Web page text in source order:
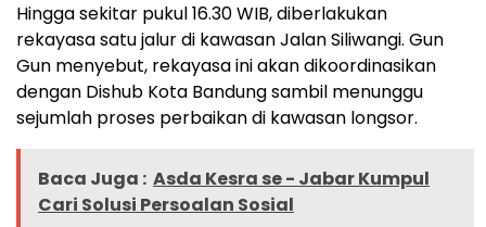
Hingga sekitar pukul 16.30 WIB, diberlakukan
rekayasa satu jalur di kawasan Jalan Siliwangi. Gun
Gun menyebut, rekayasa ini akan dikoordinasikan
dengan Dishub Kota Bandung sambil menunggu
sejumlah proses perbaikan di kawasan longsor.
Baca Juga : Asda Kesra se - Jabar Kumpul
Cari Solusi Persoalan Sosial